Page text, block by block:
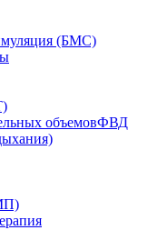
(БМС)
объемовФВД